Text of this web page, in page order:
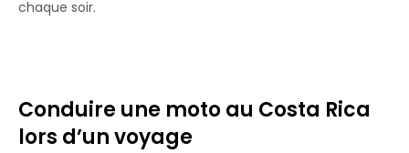
chaque soir.
Conduire une moto au Costa Rica
lors d’un voyage